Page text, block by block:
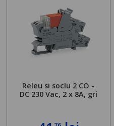
Releu si soclu 2 CO -
DC 230 Vac, 2 x 8A, gri